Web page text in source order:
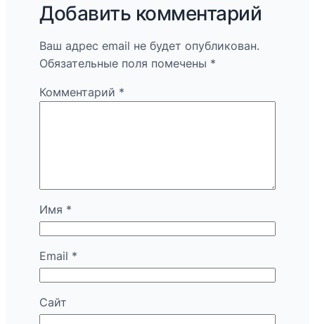
Добавить комментарий
Ваш адрес email не будет опубликован.
Обязательные поля помечены *
Комментарий *
Имя *
Email *
Сайт